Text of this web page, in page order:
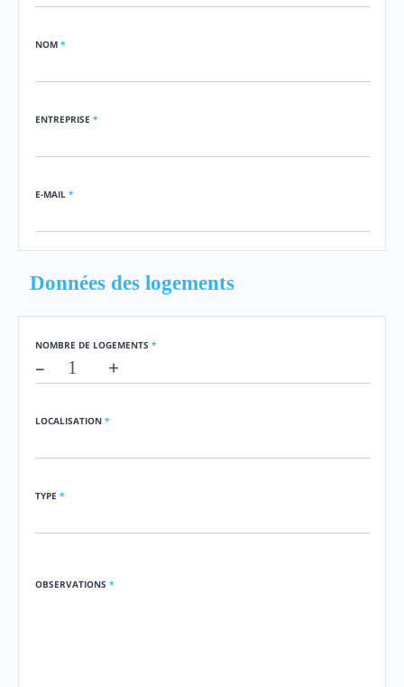
NOM *
ENTREPRISE *
E-MAIL *
Données des logements
NOMBRE DE LOGEMENTS *
– +
LOCALISATION *
TYPE *
OBSERVATIONS *